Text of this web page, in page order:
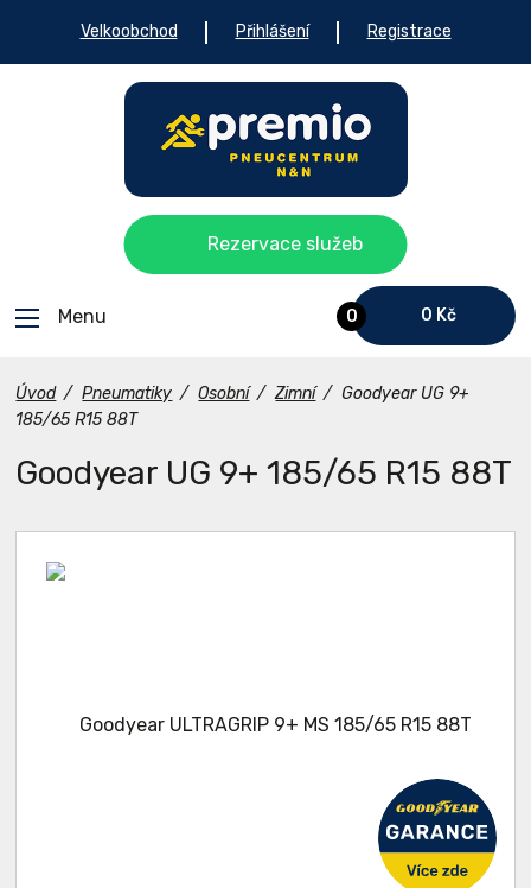
Velkoobchod Přihlášení Registrace
0 0 Kč
Menu
Rezervace služeb
Úvod / Pneumatiky / Osobní / Zimní / Goodyear UG 9+
185/65 R15 88T
Goodyear UG 9+ 185/65 R15 88T